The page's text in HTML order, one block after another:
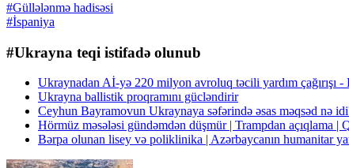
#Güllələnmə hadisəsi
#İspaniya
#Ukrayna teqi istifadə olunub
Ukraynadan Aİ-yə 220 milyon avroluq təcili yardım
Ukrayna ballistik proqramını gücləndirir
Ceyhun Bayramovun Ukraynaya səfərində əsas məqsəd nə
Hörmüz məsələsi gündəmdən düşmür | Trampdan
Bərpa olunan lisey və poliklinika | Azərbaycanın humanitar